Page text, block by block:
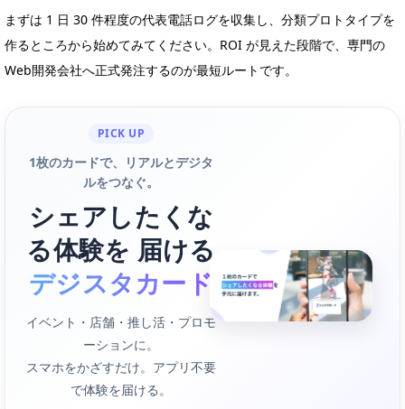
まずは 1 日 30 件程度の代表電話ログを収集し、分類プロトタイプを
作るところから始めてみてください。ROI が見えた段階で、専門の
Web開発会社へ正式発注するのが最短ルートです。
PICK UP
1枚のカードで、リアルとデジタ
ルをつなぐ。
シェアしたくな
る体験を 届ける
デジスタカード
イベント・店舗・推し活・プロモ
ーションに。
スマホをかざすだけ。アプリ不要
で体験を届ける。